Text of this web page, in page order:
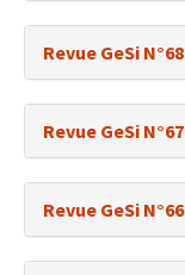
Revue GeSi N°68
Revue GeSi N°67
Revue GeSi N°66